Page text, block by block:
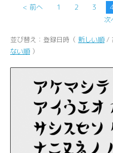
< 前へ
1 2 3
次
並び替え：登録日時（ 新しい順 /
ない順 ）